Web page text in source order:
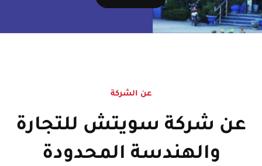
عن الشركة
عن شركة سويتش للتجارة
والهندسة المحدودة